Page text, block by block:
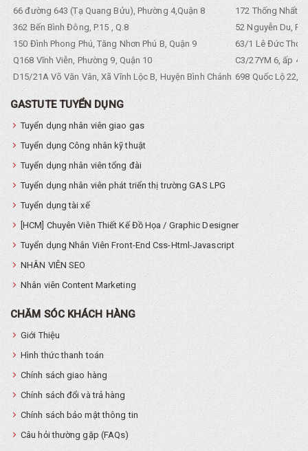
66 đường 643 (Tạ Quang Bửu), Phường 4,Quận 8
172 Thống Nhất.
362 Bến Bình Đông, P.15 , Q.8
52 Nguyễn Du,
150 Đình Phong Phú, Tăng Nhơn Phú B, Quận 9
63/1 Lê Đức Thọ,
Q168 Vĩnh Viễn, Phường 9, Quận 10
C3/27YM 6, ấp 4,
D15/21A Võ Văn Vân, Xã Vĩnh Lộc B, Huyện Bình Chánh 698 Quốc Lộ 22,
GASTUTE TUYỂN DỤNG
Tuyển dụng nhân viên giao gas
Tuyển dụng Công nhân kỹ thuật
Tuyển dụng nhân viên tổng đài
Tuyển dụng nhân viên phát triển thị trường GAS LPG
Tuyển dụng tài xế
[HCM] Chuyên Viên Thiết Kế Đồ Họa / Graphic Designer
Tuyển dụng Nhân Viên Front-End Css-Html-Javascript
NHÂN VIÊN SEO
Nhân viên Content Marketing
CHĂM SÓC KHÁCH HÀNG
Giới Thiệu
Hình thức thanh toán
Chính sách giao hàng
Chính sách đổi và trả hàng
Chính sách bảo mật thông tin
Câu hỏi thường gặp (FAQs)